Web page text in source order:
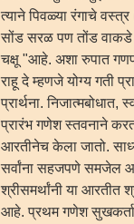
त्याने पिवळ्या रंगाचे
सोंड सरळ पण तोंड वाकडे
चक्षू "आहे. अशा रुपात
राहू दे म्हणजे योग्य गती
प्रार्थना.
प्रारंभ गणेश स्तवनाने
आरतीनेच केला जातो.
सर्वांना सहजपणे समजेल
श्रीसमर्थांनी या आरतीत
आहे. प्रथम गणेश सुखकर्ता